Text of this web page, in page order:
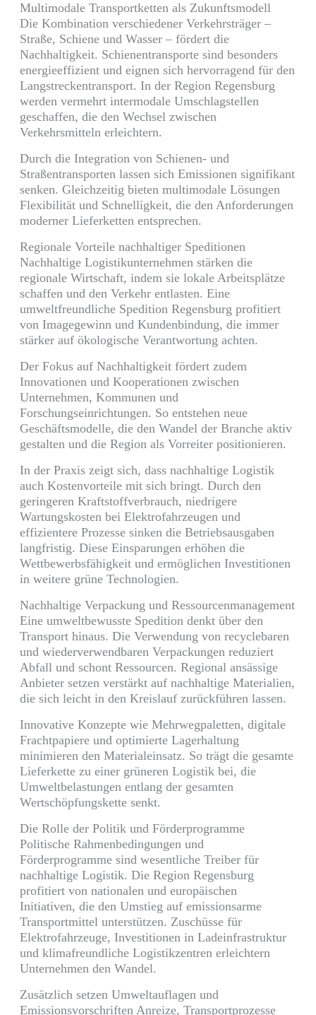
Multimodale Transportketten als Zukunftsmodell
Die Kombination verschiedener Verkehrsträger –
Straße, Schiene und Wasser – fördert die
Nachhaltigkeit. Schienentransporte sind besonders
energieeffizient und eignen sich hervorragend für den
Langstreckentransport. In der Region Regensburg
werden vermehrt intermodale Umschlagstellen
geschaffen, die den Wechsel zwischen
Verkehrsmitteln erleichtern.
Durch die Integration von Schienen- und
Straßentransporten lassen sich Emissionen signifikant
senken. Gleichzeitig bieten multimodale Lösungen
Flexibilität und Schnelligkeit, die den Anforderungen
moderner Lieferketten entsprechen.
Regionale Vorteile nachhaltiger Speditionen
Nachhaltige Logistikunternehmen stärken die
regionale Wirtschaft, indem sie lokale Arbeitsplätze
schaffen und den Verkehr entlasten. Eine
umweltfreundliche Spedition Regensburg profitiert
von Imagegewinn und Kundenbindung, die immer
stärker auf ökologische Verantwortung achten.
Der Fokus auf Nachhaltigkeit fördert zudem
Innovationen und Kooperationen zwischen
Unternehmen, Kommunen und
Forschungseinrichtungen. So entstehen neue
Geschäftsmodelle, die den Wandel der Branche aktiv
gestalten und die Region als Vorreiter positionieren.
In der Praxis zeigt sich, dass nachhaltige Logistik
auch Kostenvorteile mit sich bringt. Durch den
geringeren Kraftstoffverbrauch, niedrigere
Wartungskosten bei Elektrofahrzeugen und
effizientere Prozesse sinken die Betriebsausgaben
langfristig. Diese Einsparungen erhöhen die
Wettbewerbsfähigkeit und ermöglichen Investitionen
in weitere grüne Technologien.
Nachhaltige Verpackung und Ressourcenmanagement
Eine umweltbewusste Spedition denkt über den
Transport hinaus. Die Verwendung von recyclebaren
und wiederverwendbaren Verpackungen reduziert
Abfall und schont Ressourcen. Regional ansässige
Anbieter setzen verstärkt auf nachhaltige Materialien,
die sich leicht in den Kreislauf zurückführen lassen.
Innovative Konzepte wie Mehrwegpaletten, digitale
Frachtpapiere und optimierte Lagerhaltung
minimieren den Materialeinsatz. So trägt die gesamte
Lieferkette zu einer grüneren Logistik bei, die
Umweltbelastungen entlang der gesamten
Wertschöpfungskette senkt.
Die Rolle der Politik und Förderprogramme
Politische Rahmenbedingungen und
Förderprogramme sind wesentliche Treiber für
nachhaltige Logistik. Die Region Regensburg
profitiert von nationalen und europäischen
Initiativen, die den Umstieg auf emissionsarme
Transportmittel unterstützen. Zuschüsse für
Elektrofahrzeuge, Investitionen in Ladeinfrastruktur
und klimafreundliche Logistikzentren erleichtern
Unternehmen den Wandel.
Zusätzlich setzen Umweltauflagen und
Emissionsvorschriften Anreize, Transportprozesse